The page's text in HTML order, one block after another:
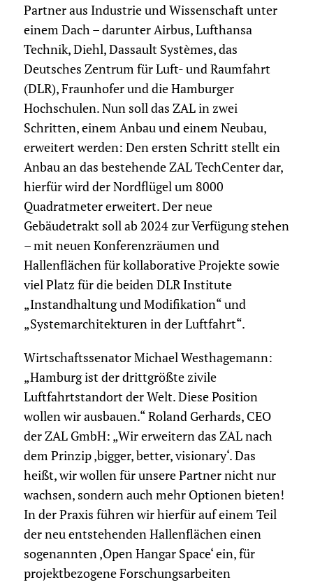
Partner aus Industrie und Wissenschaft unter
einem Dach – darunter Airbus, Lufthansa
Technik, Diehl, Dassault Systèmes, das
Deutsches Zentrum für Luft- und Raumfahrt
(DLR), Fraunhofer und die Hamburger
Hochschulen. Nun soll das ZAL in zwei
Schritten, einem Anbau und einem Neubau,
erweitert werden: Den ersten Schritt stellt ein
Anbau an das bestehende ZAL TechCenter dar,
hierfür wird der Nordflügel um 8000
Quadratmeter erweitert. Der neue
Gebäudetrakt soll ab 2024 zur Verfügung stehen
– mit neuen Konferenzräumen und
Hallenflächen für kollaborative Projekte sowie
viel Platz für die beiden DLR Institute
„Instandhaltung und Modifikation“ und
„Systemarchitekturen in der Luftfahrt“.
Wirtschaftssenator Michael Westhagemann:
„Hamburg ist der drittgrößte zivile
Luftfahrtstandort der Welt. Diese Position
wollen wir ausbauen.“ Roland Gerhards, CEO
der ZAL GmbH: „Wir erweitern das ZAL nach
dem Prinzip ‚bigger, better, visionary‘. Das
heißt, wir wollen für unsere Partner nicht nur
wachsen, sondern auch mehr Optionen bieten!
In der Praxis führen wir hierfür auf einem Teil
der neu entstehenden Hallenflächen einen
sogenannten ‚Open Hangar Space‘ ein, für
projektbezogene Forschungsarbeiten